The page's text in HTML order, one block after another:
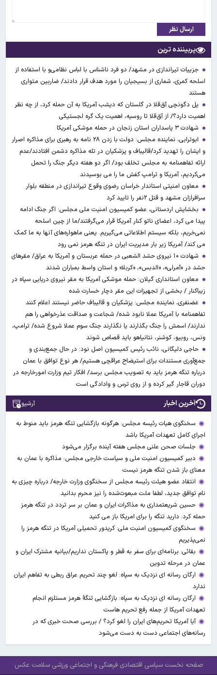
ارسال نظر
پربیننده ترین
جزییات تیراندازی در مشهد/ دو فرد ناشناس با لباس نظامی‌و با استفاده از
اسلحه کمری، شماری از بسیجیان را مورد هدف قرار دادند/ ضاربین متواری
هستند
پل دگونچی آق‌قلا در گلستان که دیشب آمریکا به آن حمله کرد، از چه نظر
اهمیت دارد؟/ از آق‌قلا تا روسیه، اهمیت یک گره لجستیکی
شهادت ۳ ‌پاسداران استان زنجان در حمله موشکی آمریکا
ابوترابی، نماینده مجلس: دولت با زدن ۲۸ نامه به رهبری برای مذاکره اصرار
و ایشان را تهدید کرد/قالیباف و پزشکیان در تله مذاکره دشمن افتادند/عدم
ارائه تفاهمنامه به مجلس تخلف بود/ اگر دو هفته دیگر جنگ را تحمل
می‌کردیم، آمریکا و ترامپ کفش ما را می بوسیدند
معاون امنیتی استاندار خراسان رضوی وقوع تیراندازی در منطقه بلوار
سرافرازان مشهد و قتل ۲نفر را تایید کرد
بخشایش اردستانی، عضو کمیسیون امنیت ملی مجلس: اگر جنگ ادامه
پیدا می کرد، اعضای ناتو کنار آمریکا قرار می‌گرفتند/ما از چین اسلحه
نمی‌خریم، بلکه سیستم اطلاعاتی می‌گیریم. یعنی ماهواره‌های آنها به ما کمک
می کند/ آمریکا زیر بار مدیریت ایران در تنگه هرمز نمی رود
شهادت ۱۰ نیروی حشد الشعبی در حمله عربستان و آمریکا به عراق/ مقرهای
حشد در »آمرلی»، «الدبس»، «کربلا« و استان واسط بمباران شدند
معاون استانداری گیلان: حمله موشکی آمریکا به مقر نیروی دریایی سپاه در
زیباکنار / بخشی از تجهیزات این مقر دچار خسارت شده
غضنفری، نماینده مجلس: پزشکیان و قالیباف حاضر نیستند اعلام کنند
تفاهمنامه با آمریکا عملا نابود شده/ شجاعت و صداقت عذرخواهی را هم
ندارند/ اسمش را جنگ بگذارند یا نگذارند جنگ سوم عملا شروع شده/ ترامپ،
ونس، روبیو، کوشنر، نتانیاهو باید قصاص شوند
حاجی دلیگانی، نائب رئیس کمیسیون اصل نود: در حال جمع‌بندی و
جمع‌آوری مستندات برای استیضاح عراقچی هستیم/ هر نوع توافق با عمان
درباره تنگه هرمز باید به تصویب مجلس برسد/ افکار تیم وزارت امورخارجه در
دوران قاجار گیر کرده و از روی ترس و وادادگی است
آخرین اخبار آرشیو
سخنگوی هیات رئیسه مجلس: هرگونه بازگشایی تنگه هرمز باید منوط به
اجرای کامل تعهدات آمریکا باشد
جلسات صحن علنی مجلس هفته آینده برگزار می‌شود
دبیر کمیسیون امنیت ملی و سیاست خارجی مجلس: مذاکره با عمان به
معنای باز شدن تنگه هرمز نیست
انتقاد عضو هیئت رئیسه مجلس از سخنگوی وزارت خارجه/ درباره چیزی به
نام توافق جدید، لطفا ملت مبعوث‌شده را نیز محرم بدانید
حسین شریعتمداری به مذاکرات ایران و عمان بر سر تردد در تنگه هرمز
حمله کرد: دارید تنگه را برای امریکا باز می کنید
سخنگوی کمیسیون امنیت ملی: کریدور تحمیلی آمریکا در تنگه هرمز را
نمی‌پذیریم
بقائی: برنامه‌ای برای سفر به قطر و پاکستان نداریم/بیانیه مشترک ایران و
عمان در مرحله تدوین
ارگان رسانه ای نزدیک به سپاه: لغو چند تحریم عراق ربطی به تفاهم ایران
ندارد
ارگان رسانه ای نزدیک به سپاه: بازگشایی تنگۀ هرمز مستلزم انجام
تعهدات آمریکا از جمله رفع تحریم هاست
آیا آمریکا تحریم‌های ایران را لغو کرد؟ / بررسی صحت خبری که در
رسانه‌های اجتماعی دست به دست می‌شود
صفحه نخست سیاسی اقتصادی فرهنگی و اجتماعی ورزشی سلامت عکس